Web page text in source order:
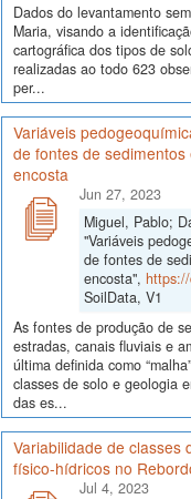
Dados do levantamento
Maria, visando a
cartográfica dos tipos de
realizadas ao todo 623
per...
Variáveis
de fontes de
encosta
Jun 27, 2023
Miguel, Pablo;
"Variáveis
de fontes de
encosta",
SoilData, V1
As fontes de produção de
estradas, canais fluviais e
última definida como
classes de solo e geologia
das es...
Variabilidade de classes
físico-hídricos no
Jul 4, 2023